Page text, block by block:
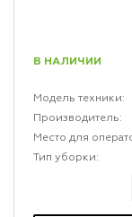
В НАЛИЧИИ
Модель техники:
Производитель:
Место для
Тип уборки: